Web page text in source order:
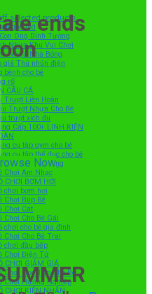
selected products
Ong Dính Tường
Nhựa Khu Vui Chơi
Nhựa Nhà Bóng
giá Thú nhún điện
bênh cho bé
rổ
CÂU CÁ
Trượt Liên Hoàn
Trượt Nhựa Cho Bé
trượt xích đu
Cấp 100+ LINH KIỆN
cụ tập gym cho bé
cụ tập thể dục cho bé
Xốp Dán Tường
Chơi Âm Nhạc
CHƠI BƠM HƠI
chơi bơm hơi
Chơi Búp Bê
Chơi Cát
Chơi Cho Bé Gái
chơi cho bé gia đình
Chơi Cho Bé Trai
chơi đầu bếp
Chơi Điện Tử
CHƠI GIẢM GIÁ
Chơi Học Tập Cho Bé
Chơi Hướng Nghiệp
CHƠI KIÊN NHẪN
ends
Now